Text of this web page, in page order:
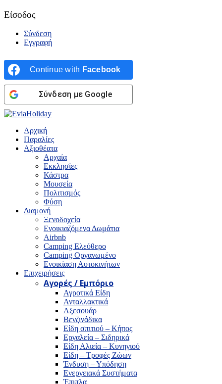
Είσοδος
Σύνδεση
Εγγραφή
Continue with Facebook
Σύνδεση με Google
Αρχική
Παραλίες
Αξιοθέατα
Αρχαία
Εκκλησίες
Κάστρα
Μουσεία
Πολιτισμός
Φύση
Διαμονή
Ξενοδοχεία
Ενοικιαζόμενα Δωμάτια
Airbnb
Camping Ελεύθερο
Camping Οργανωμένο
Ενοικίαση Αυτοκινήτων
Επιχειρήσεις
Αγορές / Εμπόριο
Αγροτικά Είδη
Ανταλλακτικά
Αξεσουάρ
Βενζινάδικα
Είδη σπιτιού – Κήπος
Εργαλεία – Σιδηρικά
Είδη Αλιεία – Κυνηγιού
Είδη – Τροφές Ζώων
Ένδυση – Υπόδηση
Ενεργειακά Συστήματα
Έπιπλα